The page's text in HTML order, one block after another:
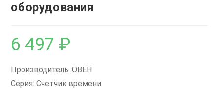
оборудования
6 497 ₽
Производитель: ОВЕН
Серия: Счетчик времени